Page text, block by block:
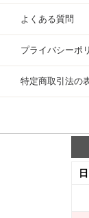
よくある質問
プライバシーポ
特定商取引法の
日